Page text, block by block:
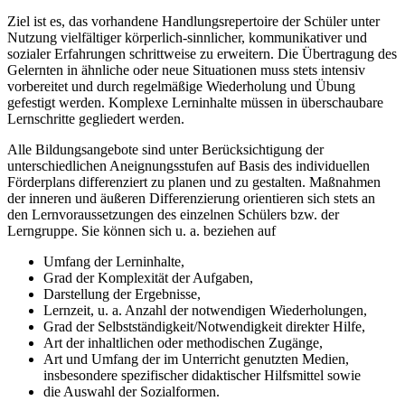
Ziel ist es, das vorhandene Handlungsrepertoire der Schüler unter
Nutzung vielfältiger körperlich-sinnlicher, kommunikativer und
sozialer Erfahrungen schrittweise zu erweitern. Die Übertragung des
Gelernten in ähnliche oder neue Situationen muss stets intensiv
vorbereitet und durch regelmäßige Wiederholung und Übung
gefestigt werden. Komplexe Lerninhalte müssen in überschaubare
Lernschritte gegliedert werden.
Alle Bildungsangebote sind unter Berücksichtigung der
unterschiedlichen Aneignungsstufen auf Basis des individuellen
Förderplans differenziert zu planen und zu gestalten. Maßnahmen
der inneren und äußeren Differenzierung orientieren sich stets an
den Lernvoraussetzungen des einzelnen Schülers bzw. der
Lerngruppe. Sie können sich u. a. beziehen auf
Umfang der Lerninhalte,
Grad der Komplexität der Aufgaben,
Darstellung der Ergebnisse,
Lernzeit, u. a. Anzahl der notwendigen Wiederholungen,
Grad der Selbstständigkeit/Notwendigkeit direkter Hilfe,
Art der inhaltlichen oder methodischen Zugänge,
Art und Umfang der im Unterricht genutzten Medien,
insbesondere spezifischer didaktischer Hilfsmittel sowie
die Auswahl der Sozialformen.